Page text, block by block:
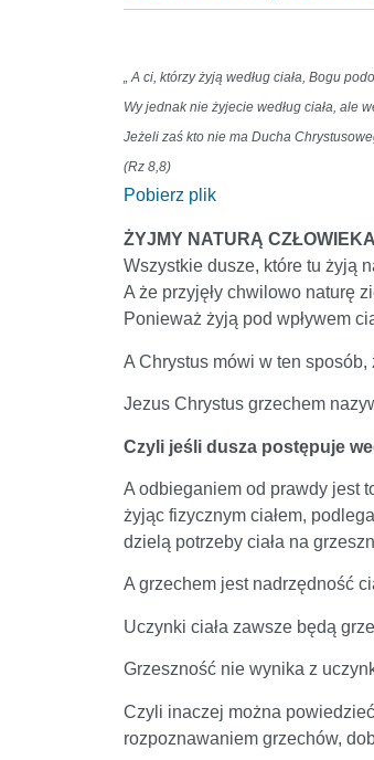
„ A ci, którzy żyją według ciała, Bogu
Wy jednak nie żyjecie według ciała, ale
Jeżeli zaś kto nie ma Ducha
(Rz 8,8)
Pobierz plik
ŻYJMY NATURĄ
Wszystkie dusze, które tu żyją
A że przyjęły chwilowo naturę
Ponieważ żyją pod wpływem
A Chrystus mówi w ten
Jezus Chrystus grzechem
Czyli jeśli dusza postępuje
A odbieganiem od prawdy jest
żyjąc fizycznym ciałem,
dzielą potrzeby ciała na
A grzechem jest nadrzędność
Uczynki ciała zawsze będą
Grzeszność nie wynika z
Czyli inaczej można
rozpoznawaniem grzechów,